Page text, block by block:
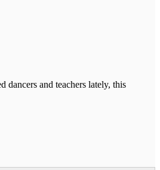
dancers and teachers lately, this